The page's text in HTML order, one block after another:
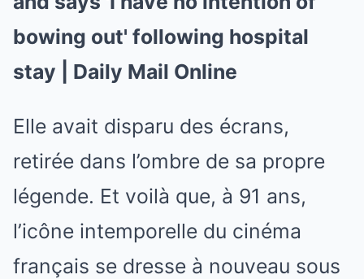
Elle avait disparu des écrans,
retirée dans l’ombre de sa propre
légende. Et voilà que, à 91 ans,
l’icône intemporelle du cinéma
français se dresse à nouveau sous